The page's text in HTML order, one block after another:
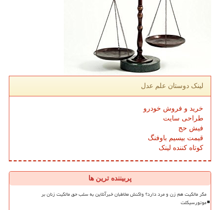
لینک دوستان علم عدل
خرید و فروش خودرو
طراحی سایت
فیش حج
قیمت بیسیم باوفنگ
کوتاه کننده لینک
پربیننده ترین ها
مگر مالکیت هم زن و مرد دارد؟ واکنش مخاطبان خبرآنلاین به سلب حق مالکیت زنان بر
موتورسیکلت